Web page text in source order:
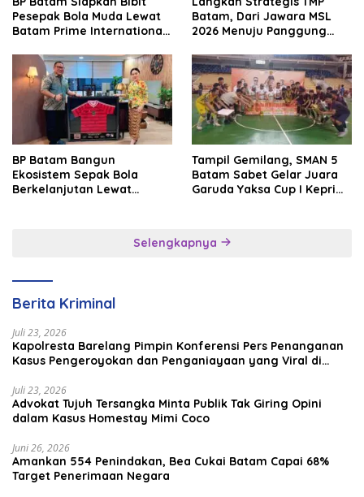
Pesepak Bola Muda Lewat
Batam Prime International
Batam, Dari Jawara MSL
2026 Menuju Panggung
BP Batam Bangun
Ekosistem Sepak Bola
Berkelanjutan Lewat
Tampil Gemilang, SMAN 5
Batam Sabet Gelar Juara
Garuda Yaksa Cup I Kepri
Selengkapnya
Berita Kriminal
Juli 23, 2026
Kapolresta Barelang Pimpin Konferensi Pers Penanganan
Kasus Pengeroyokan dan Penganiayaan yang Viral di
Juli 23, 2026
Advokat Tujuh Tersangka Minta Publik Tak Giring Opini
dalam Kasus Homestay Mimi Coco
Juni 26, 2026
Amankan 554 Penindakan, Bea Cukai Batam Capai 68%
Target Penerimaan Negara